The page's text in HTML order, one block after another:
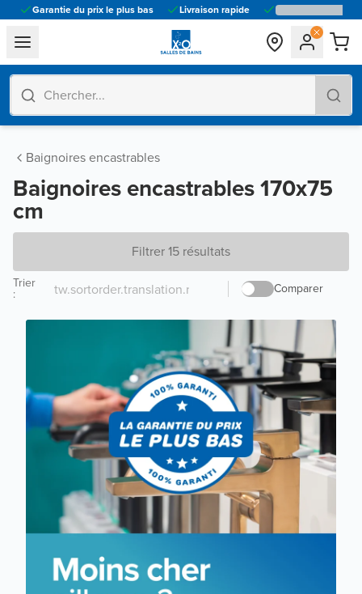
Garantie du prix le plus bas Livraison rapide
general.navigation.toggle_menu.label
Baignoires encastrables
Baignoires encastrables 170x75
cm
Filtrer 15 résultats
Comparer
Trier
: